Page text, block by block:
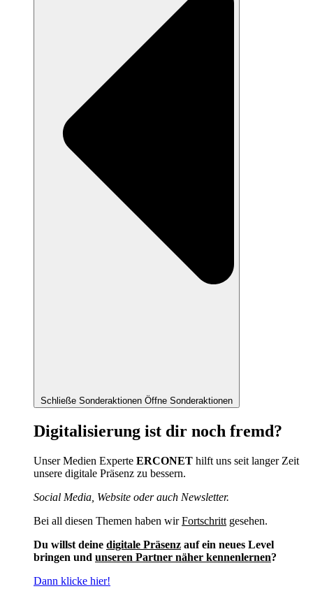
Schließe Sonderaktionen Öffne Sonderaktionen
Digitalisierung ist dir noch fremd?
Unser Medien Experte ERCONET hilft uns seit langer Zeit
unsere digitale Präsenz zu bessern.
Social Media, Website oder auch Newsletter.
Bei all diesen Themen haben wirFortschritt gesehen.
Du willst deine digitale Präsenz auf ein neues Level
bringen und unseren Partner näher kennenlernen?
Dann klicke hier!